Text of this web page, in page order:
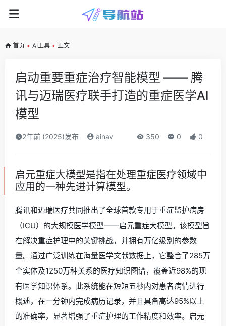
首页 • AI工具 • 正文
启动重要重症治疗智能模型 —— 腾
讯与迈瑞医疗联手打造的重症医学AI
模型
2年前 (2025)发布 ainav 350 0 0
启元重症大模型是指在处理重症医疗领域中
应用的一种先进计算模型。
腾讯和迈瑞医疗共同推出了全球首款专用于重症监护病房
（ICU）的大规模医学模型——启元重症大模型。该模型旨
在解决重症护理中的关键挑战，并拥有万亿级别的参数
量。通过广泛训练在海量医学文献数据上，它整合了285万
个实体及1250万种关系的医疗知识图谱，覆盖近98%的现
有医学知识体系。此系统能在短短五秒内对患者病情进行
概述，在一分钟内完成病历记录，并且具备高达95%以上
的准确率，显著增强了重症护理的工作精度和效率。启元